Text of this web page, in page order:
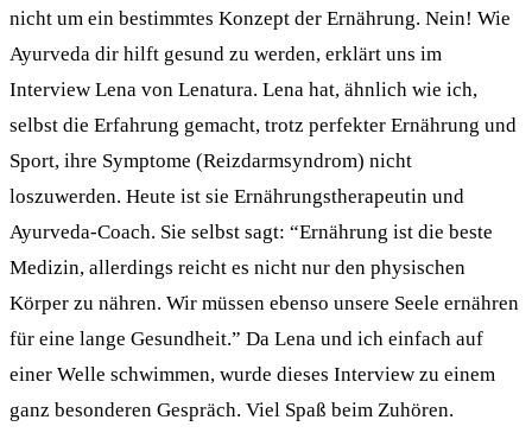
nicht um ein bestimmtes Konzept der Ernährung. Nein! Wie
Ayurveda dir hilft gesund zu werden, erklärt uns im
Interview Lena von Lenatura. Lena hat, ähnlich wie ich,
selbst die Erfahrung gemacht, trotz perfekter Ernährung und
Sport, ihre Symptome (Reizdarmsyndrom) nicht
loszuwerden. Heute ist sie Ernährungstherapeutin und
Ayurveda-Coach. Sie selbst sagt: “Ernährung ist die beste
Medizin, allerdings reicht es nicht nur den physischen
Körper zu nähren. Wir müssen ebenso unsere Seele ernähren
für eine lange Gesundheit.” Da Lena und ich einfach auf
einer Welle schwimmen, wurde dieses Interview zu einem
ganz besonderen Gespräch. Viel Spaß beim Zuhören.